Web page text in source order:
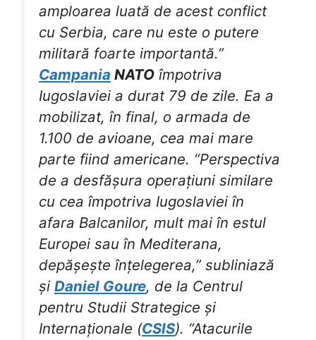
amploarea luată de acest conflict
cu Serbia, care nu este o putere
militară foarte importantă.”
Campania NATO împotriva
Iugoslaviei a durat 79 de zile. Ea a
mobilizat, în final, o armada de
1.100 de avioane, cea mai mare
parte fiind americane. “Perspectiva
de a desfășura operațiuni similare
cu cea împotriva Iugoslaviei în
afara Balcanilor, mult mai în estul
Europei sau în Mediterana,
depășește înțelegerea,” subliniază
și Daniel Goure, de la Centrul
pentru Studii Strategice și
Internaționale (CSIS). “Atacurile